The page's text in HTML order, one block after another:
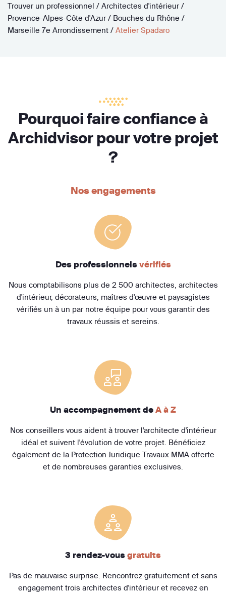
Trouver un professionnel / Architectes d'intérieur /
Provence-Alpes-Côte d'Azur / Bouches du Rhône /
Marseille 7e Arrondissement / Atelier Spadaro
Pourquoi faire confiance à
Archidvisor pour votre projet
?
Nos engagements
Des professionnels vérifiés
Nous comptabilisons plus de 2 500 architectes, architectes
d'intérieur, décorateurs, maîtres d'œuvre et paysagistes
vérifiés un à un par notre équipe pour vous garantir des
travaux réussis et sereins.
Un accompagnement de A à Z
Nos conseillers vous aident à trouver l'architecte d'intérieur
idéal et suivent l'évolution de votre projet. Bénéficiez
également de la Protection Juridique Travaux MMA offerte
et de nombreuses garanties exclusives.
3 rendez-vous gratuits
Pas de mauvaise surprise. Rencontrez gratuitement et sans
engagement trois architectes d'intérieur et recevez en